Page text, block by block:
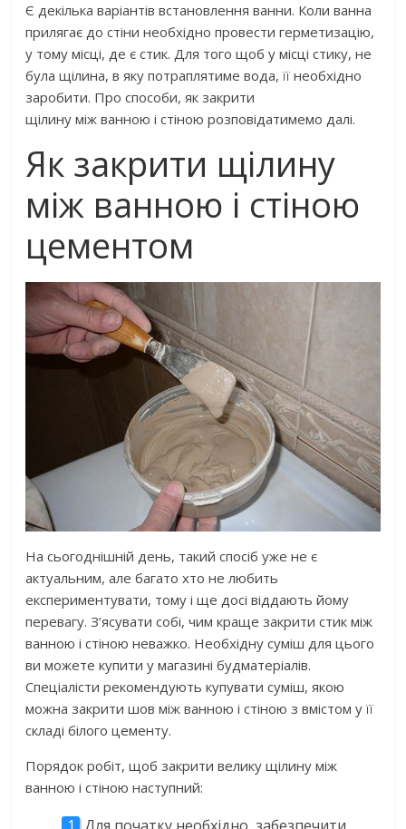
Є декілька варіантів встановлення ванни. Коли ванна
прилягає до стіни необхідно провести герметизацію,
у тому місці, де є стик. Для того щоб у місці стику, не
була щілина, в яку потраплятиме вода, її необхідно
заробити. Про способи, як закрити
щілину між ванною і стіною розповідатимемо далі.
Як закрити щілину
між ванною і стіною
цементом
На сьогоднішній день, такий спосіб уже не є
актуальним, але багато хто не любить
експериментувати, тому і ще досі віддають йому
перевагу. З’ясувати собі, чим краще закрити стик між
ванною і стіною неважко. Необхідну суміш для цього
ви можете купити у магазині будматеріалів.
Спеціалісти рекомендують купувати суміш, якою
можна закрити шов між ванною і стіною з вмістом у її
складі білого цементу.
Порядок робіт, щоб закрити велику щілину між
ванною і стіною наступний: